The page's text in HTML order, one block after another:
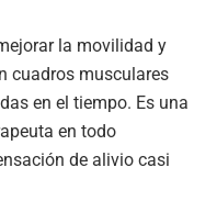
la movilidad y
cuadros musculares
en el tiempo. Es una
en todo
de alivio casi